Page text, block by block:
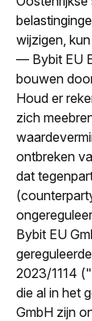
wijzigen, kun
— Bybit EU
bouwen
Houd er
zich
ontbreken
dat
(
Bybit EU
2023/1114
die al in het
GmbH zijn